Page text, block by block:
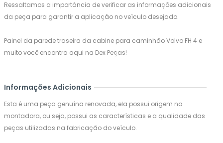
Ressaltamos a importância de verificar as informações adicionais
da peça para garantir a aplicação no veículo desejado.
Painel da parede traseira da cabine para caminhão Volvo FH 4 e
muito você encontra aqui na Dex Peças!
Informações Adicionais
Esta é uma peça genuína renovada, ela possui origem na
montadora, ou seja, possui as características e a qualidade das
peças utilizadas na fabricação do veículo.